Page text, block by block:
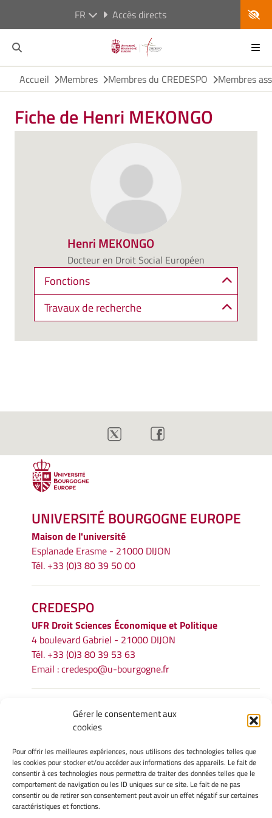
Gérer le consentement aux
cookies
Pour offrir les meilleures expériences, nous utilisons des technologies telles que
les cookies pour stocker et/ou accéder aux informations des appareils. Le fait de
consentir à ces technologies nous permettra de traiter des données telles que le
comportement de navigation ou les ID uniques sur ce site. Le fait de ne pas
consentir ou de retirer son consentement peut avoir un effet négatif sur certaines
caractéristiques et fonctions.
FR Accès directs
Accueil Membres Membres du CREDESPO Membres
Fiche de Henri MEKONGO
Henri MEKONGO
Docteur en Droit Social Européen
Fonctions
Travaux de recherche
UNIVERSITÉ BOURGOGNE EUROPE
Maison de l'université
Esplanade Erasme - 21000 DIJON
Tél. +33 (0)3 80 39 50 00
CREDESPO
UFR Droit Sciences Économique et Politique
4 boulevard Gabriel - 21000 DIJON
Tél. +33 (0)3 80 39 53 63
Email :credespo@u-bourgogne.fr
INFORMATIONS LÉGALES
Mentions légales
Politique de cookies
Déclaration de confidentialité
Avertissement